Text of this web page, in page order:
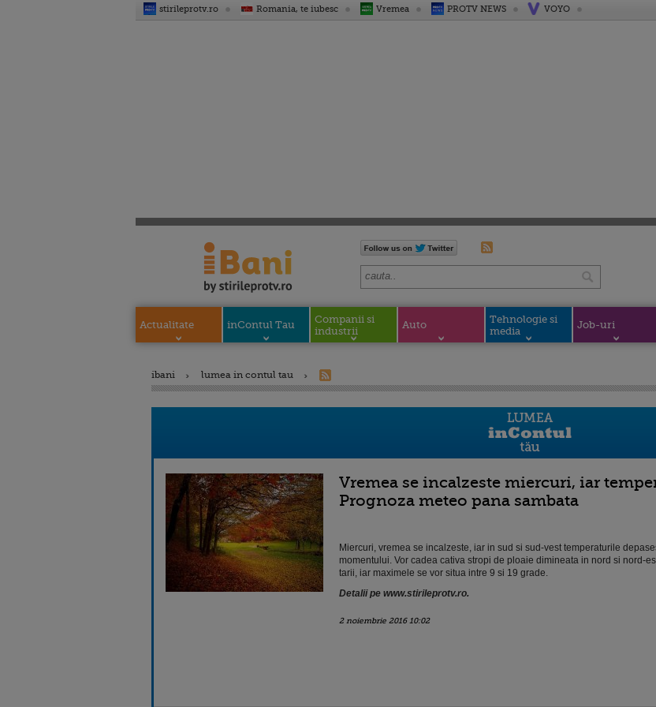
stirileprotv.ro Romania, te iubesc Vremea PROTV NEWS VOYO
Actualitate inContul Tau
Companii si
industrii
Auto
Tehnologie si
media
Job-uri
ibani lumea in contul tau
Vremea se incalzeste miercuri, iar
Prognoza meteo pana sambata
Miercuri, vremea se incalzeste, iar in sud si sud-vest temperaturile
momentului. Vor cadea cativa stropi de ploaie dimineata in nord si nord-
tarii, iar maximele se vor situa intre 9 si 19 grade.
Detalii pe www.stirileprotv.ro.
2 noiembrie 2016 10:02